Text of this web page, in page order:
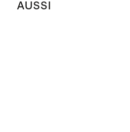
AUSSI